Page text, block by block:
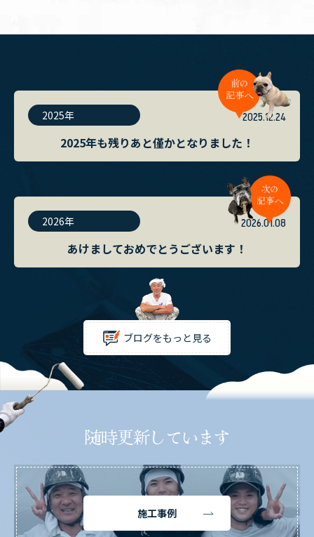
2025年 2025.12.24
2025年も残りあと僅かとなりました！
2026年 2026.01.08
あけましておめでとうございます！
ブログをもっと見る
随時更新しています
施工事例